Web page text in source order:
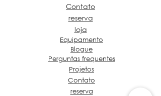
Contato
reserva
loja
Equipamento
Blogue
Perguntas frequentes
Projetos
Contato
reserva